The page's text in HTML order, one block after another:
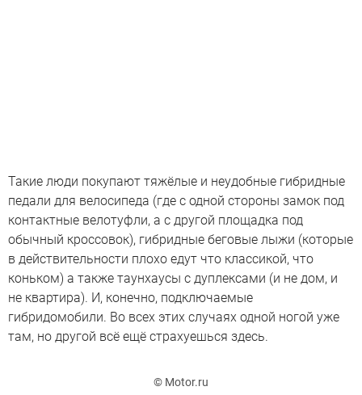
Такие люди покупают тяжёлые и неудобные гибридные
педали для велосипеда (где с одной стороны замок под
контактные велотуфли, а с другой площадка под
обычный кроссовок), гибридные беговые лыжи (которые
в действительности плохо едут что классикой, что
коньком) а также таунхаусы с дуплексами (и не дом, и
не квартира). И, конечно, подключаемые
гибридомобили. Во всех этих случаях одной ногой уже
там, но другой всё ещё страхуешься здесь.
© Motor.ru